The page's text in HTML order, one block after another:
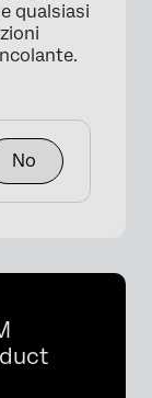
×
qualsiasi
No